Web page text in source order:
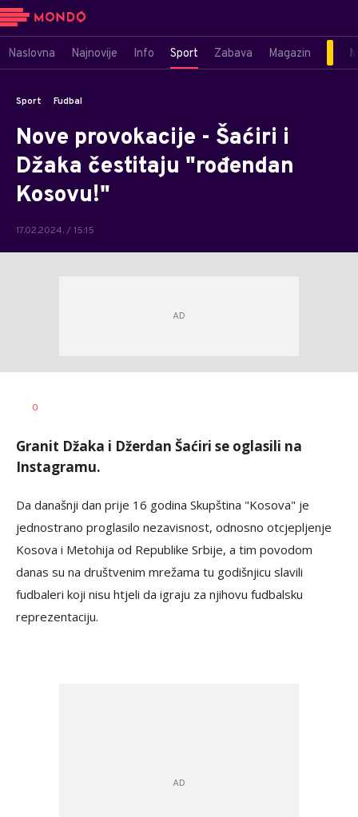
Naslovna Najnovije Info Sport Zabava Magazin
Sport Fudbal
Nove provokacije - Šaćiri i
Džaka čestitaju "rođendan
Kosovu!"
17.02.2024. / 15:15
AUTOR
0
Granit Džaka i Džerdan Šaćiri se oglasili na
Instagramu.
Da današnji dan prije 16 godina Skupština "Kosova" je
jednostrano proglasilo nezavisnost, odnosno otcjepljenje
Kosova i Metohija od Republike Srbije, a tim povodom
danas su na društvenim mrežama tu godišnjicu slavili
fudbaleri koji nisu htjeli da igraju za njihovu fudbalsku
reprezentaciju.